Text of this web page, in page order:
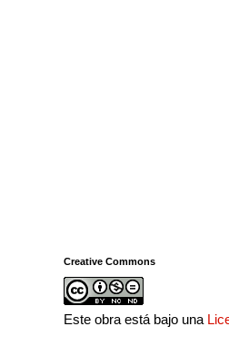
Creative Commons
Este obra está bajo una